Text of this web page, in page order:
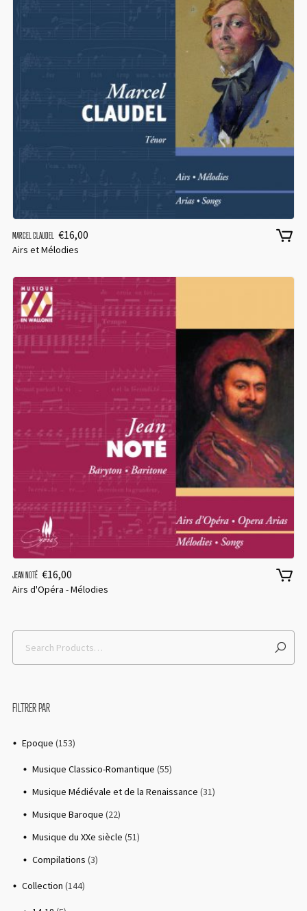
LOGIN
Username or email address
MARCEL CLAUDEL €16,00
Airs et Mélodies
JEAN NOTÉ €16,00
Airs d'Opéra - Mélodies
FILTRER PAR
Epoque (153)
Musique Classico-Romantique (55)
Musique Médiévale et de la Renaissance (31)
Musique Baroque (22)
Musique du XXe siècle (51)
Compilations (3)
Collection (144)